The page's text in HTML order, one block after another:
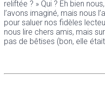
reliftée ? » Qui ? Eh bien
l’avons imaginé, mais nous
pour saluer nos fidèles
nous lire chers amis, mais
pas de bêtises (bon, elle